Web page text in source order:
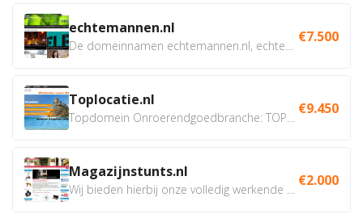
echtemannen.nl €7.500
Toplocatie.nl €9.450
Magazijnstunts.nl €2.000